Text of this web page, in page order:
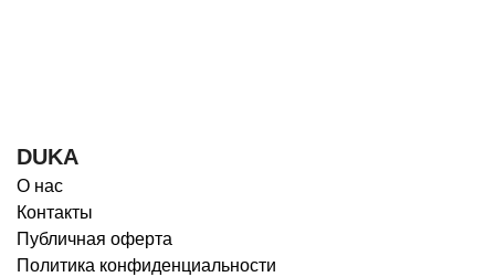
DUKA
О нас
Контакты
Публичная оферта
Политика конфиденциальности